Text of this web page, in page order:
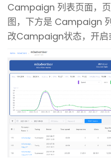
Campaign 列表页面，
图，下方是 Campaign
改Campaign状态，开启